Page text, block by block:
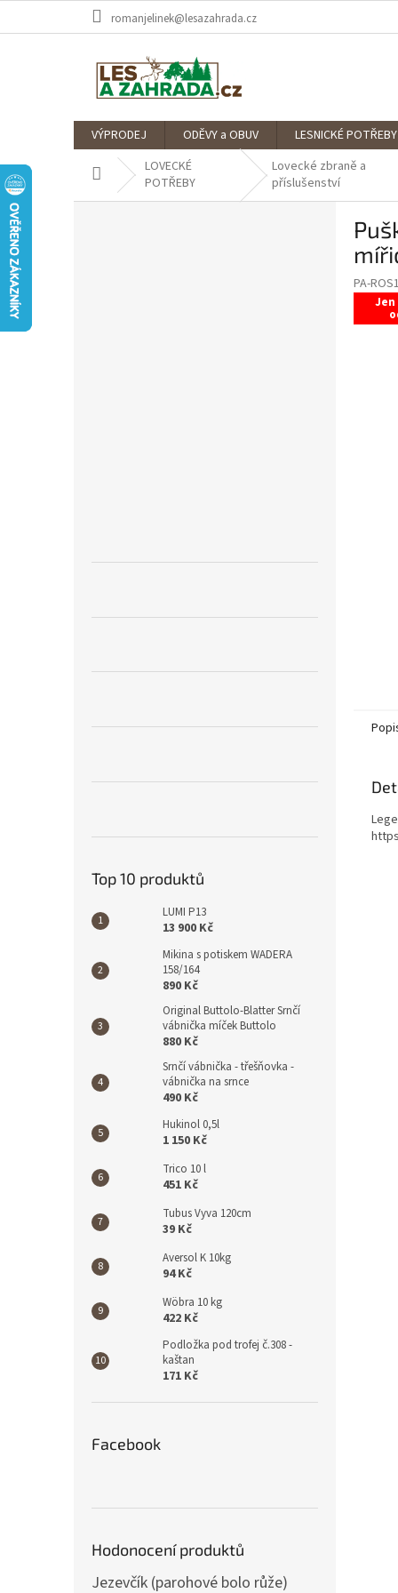
romanjelinek@lesazahrada.cz
VÝPRODEJ ODĚVY a OBUV LESNICKÉ POTŘEBY
Domů LOVECKÉ
POTŘEBY
Lovecké zbraně a
příslušenství
Top 10 produktů
LUMI P13
13 900 Kč
Mikina s potiskem WADERA
158/164
890 Kč
Original Buttolo-Blatter Srnčí
vábnička míček Buttolo
880 Kč
Srnčí vábnička - třešňovka -
vábnička na srnce
490 Kč
Hukinol 0,5l
1 150 Kč
Trico 10 l
451 Kč
Tubus Vyva 120cm
39 Kč
Aversol K 10kg
94 Kč
Wöbra 10 kg
422 Kč
Podložka pod trofej č.308 -
kaštan
171 Kč
Facebook
Hodonocení produktů
Jezevčík (parohové bolo růže)
PA-